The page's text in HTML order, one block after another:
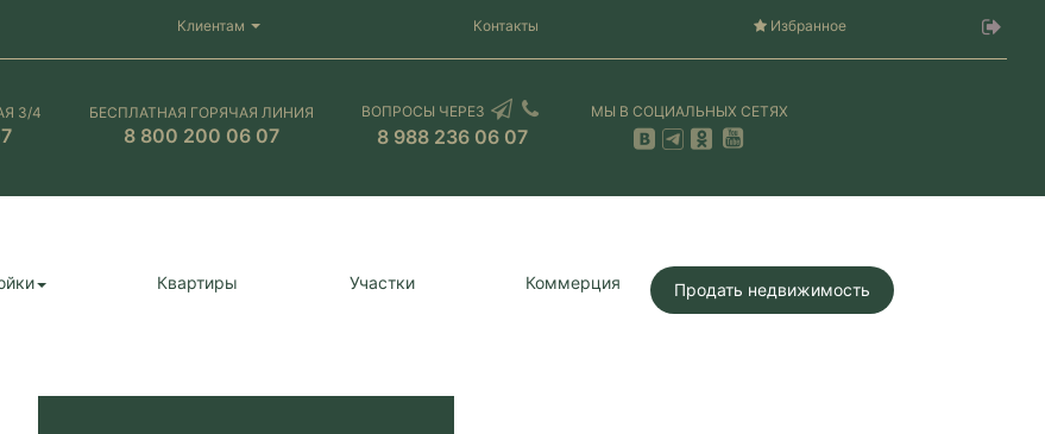
Клиентам Контакты Избранное
3/4 БЕСПЛАТНАЯ ГОРЯЧАЯ ЛИНИЯ
8 800 200 06 07
ВОПРОСЫ ЧЕРЕЗ
8 988 236 06 07
МЫ В СОЦИАЛЬНЫХ СЕТЯХ
Квартиры Участки Коммерция Продать недвижимость